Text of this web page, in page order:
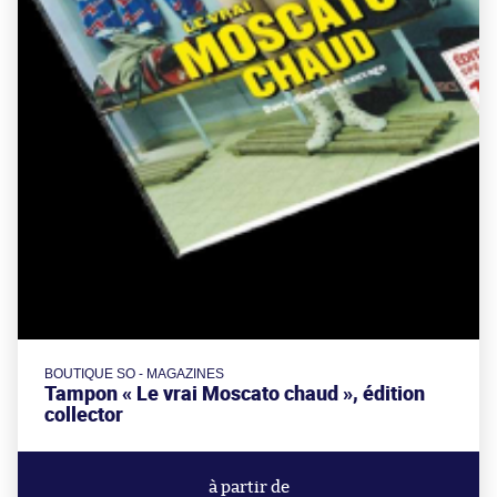
BOUTIQUE SO - MAGAZINES
Tampon « Le vrai Moscato chaud », édition
collector
à partir de